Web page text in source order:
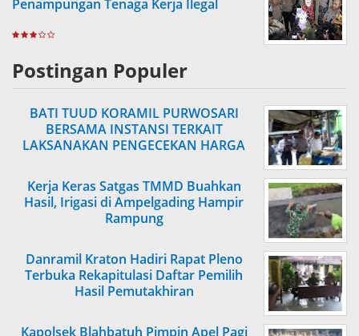
Penampungan Tenaga Kerja Ilegal
Postingan Populer
BATI TUUD KORAMIL PURWOSARI
BERSAMA INSTANSI TERKAIT
LAKSANAKAN PENGECEKAN HARGA
Kerja Keras Satgas TMMD Buahkan
Hasil, Irigasi di Ampelgading Hampir
Rampung
Danramil Kraton Hadiri Rapat Pleno
Terbuka Rekapitulasi Daftar Pemilih
Hasil Pemutakhiran
Kapolsek Blahbatuh Pimpin Apel Pagi